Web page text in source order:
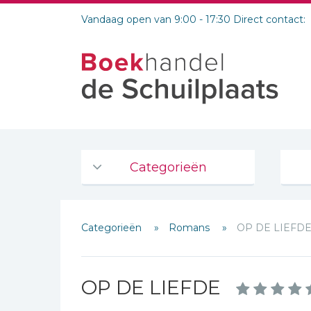
Vandaag open van 9:00 - 17:30 Direct contact:
Categorieën
De Bijbel
Bijbelse Dagboeken 2026
Bijbelstudie groepen
Categorieën Romans OP DE LIEFDE
OP DE LIEFDE